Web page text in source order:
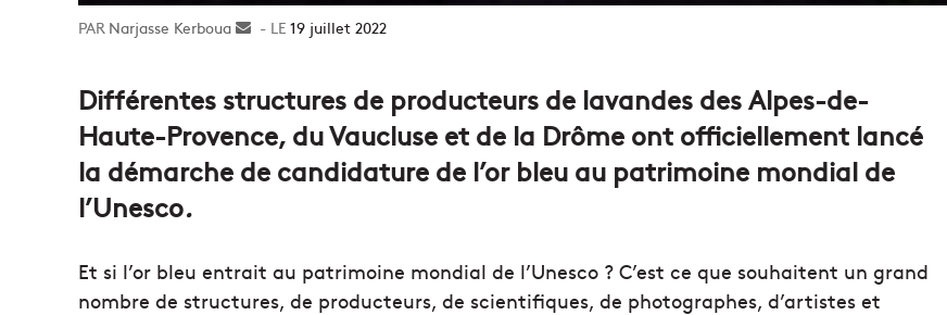
Narjasse Kerboua
Envoyer19 juillet 2022
Différentes structures de producteurs de lavandes des Alpes-de-
Haute-Provence, du Vaucluse et de la Drôme ont officiellement lancé
la démarche de candidature de l’or bleu au patrimoine mondial de
l’Unesco.
Et si l’or bleu entrait au patrimoine mondial de l’Unesco ? C’est ce que souhaitent un grand
nombre de structures, de producteurs, de scientifiques, de photographes, d’artistes et